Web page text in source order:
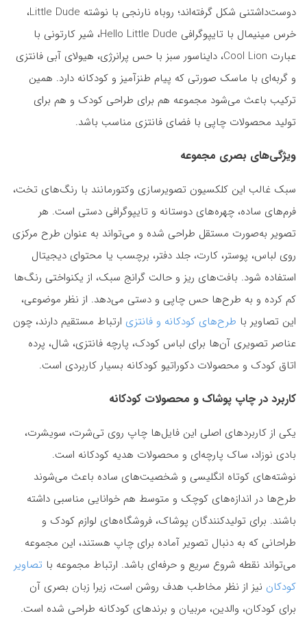
دوست‌داشتنی شکل گرفته‌اند؛ روباه نارنجی با نوشته Little Dude،
خرس مینیمال با تایپوگرافی Hello Little Dude، شیر کارتونی با
عبارت Cool Lion، دایناسور سبز با حس پرانرژی، هیولای آبی فانتزی
و گربه‌ای با ماسک صورتی که پیام طنزآمیز و کودکانه دارد. همین
ترکیب باعث می‌شود مجموعه هم برای طراحی کودک و هم برای
تولید محصولات چاپی با فضای فانتزی مناسب باشد.
ویژگی‌های بصری مجموعه
سبک غالب این کلکسیون تصویرسازی وکتورمانند با رنگ‌های تخت،
فرم‌های ساده، چهره‌های دوستانه و تایپوگرافی دستی است. هر
تصویر به‌صورت مستقل طراحی شده و می‌تواند به عنوان طرح مرکزی
روی لباس، پوستر، کارت، جلد دفتر، برچسب یا محتوای دیجیتال
استفاده شود. بافت‌های ریز و حالت گرانج سبک، از یکنواختی رنگ‌ها
کم کرده و به طرح‌ها حس چاپی و دستی می‌دهد. از نظر موضوعی،
این تصاویر با طرح‌های کودکانه و فانتزی ارتباط مستقیم دارند، چون
عناصر تصویری آن‌ها برای لباس کودک، پارچه فانتزی، شال، پرده
اتاق کودک و محصولات دکوراتیو کودکانه بسیار کاربردی است.
کاربرد در چاپ پوشاک و محصولات کودکانه
یکی از کاربردهای اصلی این فایل‌ها چاپ روی تی‌شرت، سویشرت،
بادی نوزاد، ساک پارچه‌ای و محصولات هدیه کودکانه است.
نوشته‌های کوتاه انگلیسی و شخصیت‌های ساده باعث می‌شوند
طرح‌ها در اندازه‌های کوچک و متوسط هم خوانایی مناسبی داشته
باشند. برای تولیدکنندگان پوشاک، فروشگاه‌های لوازم کودک و
طراحانی که به دنبال تصویر آماده برای چاپ هستند، این مجموعه
می‌تواند نقطه شروع سریع و حرفه‌ای باشد. ارتباط مجموعه با تصاویر
کودکان نیز از نظر مخاطب هدف روشن است، زیرا زبان بصری آن
برای کودکان، والدین، مربیان و برندهای کودکانه طراحی شده است.